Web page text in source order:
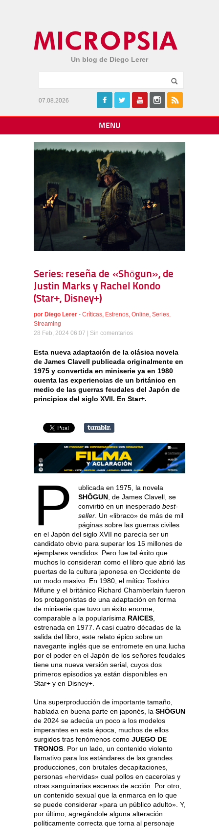
Un blog de Diego Lerer
07.08.2026
MENU
Series: reseña de «Shōgun», de
Justin Marks y Rachel Kondo
(Star+, Disney+)
por Diego Lerer - Críticas, Estrenos, Online, Series,
Streaming
28 Feb, 2024 06:07 | Sin comentarios
Esta nueva adaptación de la clásica novela
de James Clavell publicada originalmente en
1975 y convertida en miniserie ya en 1980
cuenta las experiencias de un británico en
medio de las guerras feudales del Japón de
principios del siglo XVII. En Star+.
P
ublicada en 1975, la novela
SHŌGUN, de James Clavell, se
convirtió en un inesperado best-
seller. Un «libraco» de más de mil
páginas sobre las guerras civiles
en el Japón del siglo XVII no parecía ser un
candidato obvio para superar los 15 millones de
ejemplares vendidos. Pero fue tal éxito que
muchos lo consideran como el libro que abrió las
puertas de la cultura japonesa en Occidente de
un modo masivo. En 1980, el mítico Toshiro
Mifune y el británico Richard Chamberlain fueron
los protagonistas de una adaptación en forma
de miniserie que tuvo un éxito enorme,
comparable a la popularísima RAICES,
estrenada en 1977. A casi cuatro décadas de la
salida del libro, este relato épico sobre un
navegante inglés que se entromete en una lucha
por el poder en el Japón de los señores feudales
tiene una nueva versión serial, cuyos dos
primeros episodios ya están disponibles en
Star+ y en Disney+.
Una superproducción de importante tamaño,
hablada en buena parte en japonés, la SHŌGUN
de 2024 se adecúa un poco a los modelos
imperantes en esta época, muchos de ellos
surgidos tras fenómenos como JUEGO DE
TRONOS. Por un lado, un contenido violento
llamativo para los estándares de las grandes
producciones, con brutales decapitaciones,
personas «hervidas» cual pollos en cacerolas y
otras sanguinarias escenas de acción. Por otro,
un contenido sexual que la enmarca en lo que
se puede considerar «para un público adulto». Y,
por último, agregándole alguna alteración
políticamente correcta que torna al personaje